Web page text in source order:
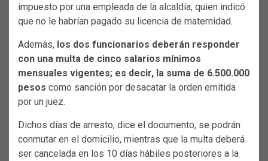
impuesto por una empleada de la alcaldía, quien indicó
que no le habrían pagado su licencia de maternidad.
Además, los dos funcionarios deberán responder
con una multa de cinco salarios mínimos
mensuales vigentes; es decir, la suma de 6.500.000
pesos como sanción por desacatar la orden emitida
por un juez.
Dichos días de arresto, dice el documento, se podrán
conmutar en el domicilio, mientras que la multa deberá
ser cancelada en los 10 días hábiles posteriores a la